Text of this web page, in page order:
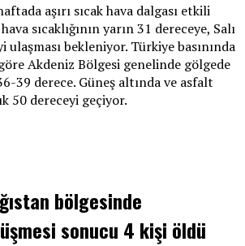
aşırı sıcak hava dalgası etkili
sıcaklığının yarın 31 dereceye, Salı
ulaşması bekleniyor. Türkiye basınında
Akdeniz Bölgesi genelinde gölgede
39 derece. Güneş altında ve asfalt
50 dereceyi geçiyor.
bölgesinde
sonucu 4 kişi öldü